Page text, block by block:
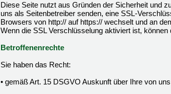
Diese Seite nutzt aus Gründen der Sicherheit und
uns als Seitenbetreiber senden, eine SSL-
Browsers von http:// auf https:// wechselt und an
Wenn die SSL Verschlüsselung aktiviert ist,
Betroffenenrechte
Sie haben das Recht:
• gemäß Art. 15 DSGVO Auskunft über Ihre von